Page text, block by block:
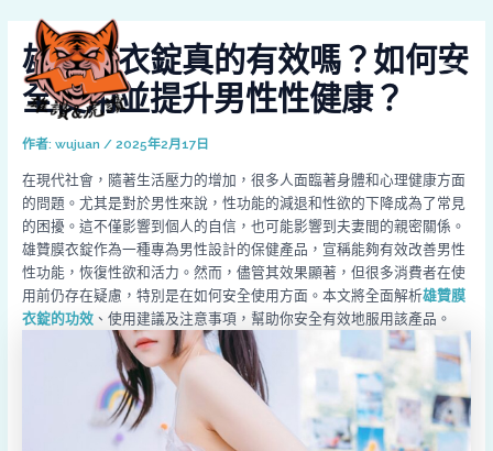
雄贊膜衣錠真的有效嗎？如何安
全使用並提升男性性健康？
作者: wujuan / 2025年2月17日
在現代社會，隨著生活壓力的增加，很多人面臨著身體和心理健康方面
的問題。尤其是對於男性來說，性功能的減退和性欲的下降成為了常見
的困擾。這不僅影響到個人的自信，也可能影響到夫妻間的親密關係。
雄贊膜衣錠作為一種專為男性設計的保健產品，宣稱能夠有效改善男性
性功能，恢復性欲和活力。然而，儘管其效果顯著，但很多消費者在使
用前仍存在疑慮，特別是在如何安全使用方面。本文將全面解析雄贊膜
衣錠的功效、使用建議及注意事項，幫助你安全有效地服用該產品。
navigation